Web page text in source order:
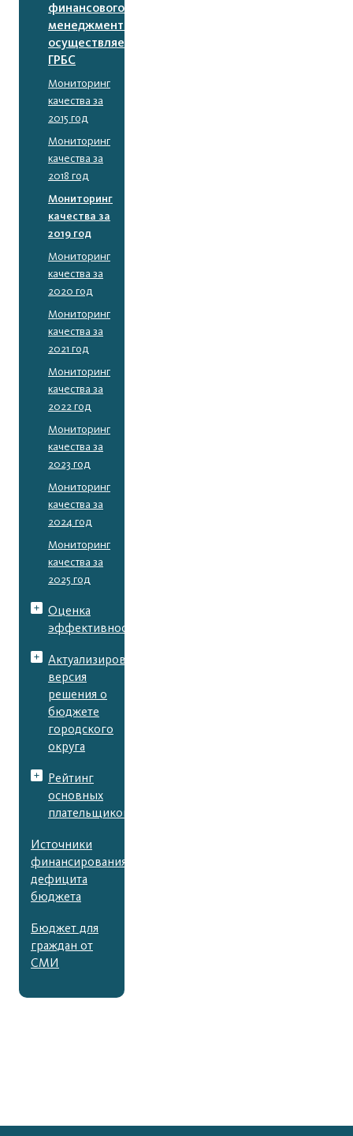
финансового
менеджмента,
осуществляемого
ГРБС
Мониторинг
качества за
2015 год
Мониторинг
качества за
2018 год
Мониторинг
качества за
2019 год
Мониторинг
качества за
2020 год
Мониторинг
качества за
2021 год
Мониторинг
качества за
2022 год
Мониторинг
качества за
2023 год
Мониторинг
качества за
2024 год
Мониторинг
качества за
2025 год
Оценка
эффективности
Актуализированная
версия
решения о
бюджете
городского
округа
Рейтинг
основных
плательщиков
Источники
финансирования
дефицита
бюджета
Бюджет для
граждан от
СМИ